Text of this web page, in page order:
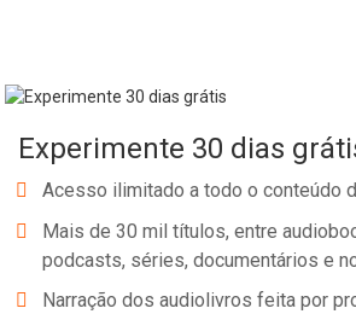
Experimente 30 dias
Acesso ilimitado a todo o conteúdo
Mais de 30 mil títulos, entre
podcasts, séries, documentários e
Narração dos audiolivros feita por